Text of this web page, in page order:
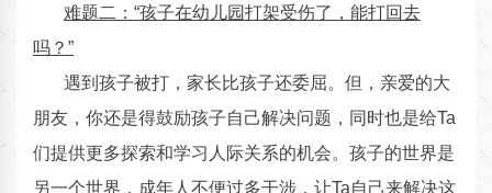
难题二：“孩子在幼儿园打架受伤了，能打回去
吗？”
遇到孩子被打，家长比孩子还委屈。但，亲爱的大
朋友，你还是得鼓励孩子自己解决问题，同时也是给Ta
们提供更多探索和学习人际关系的机会。孩子的世界是
另一个世界，成年人不便过多干涉，让Ta自己来解决这